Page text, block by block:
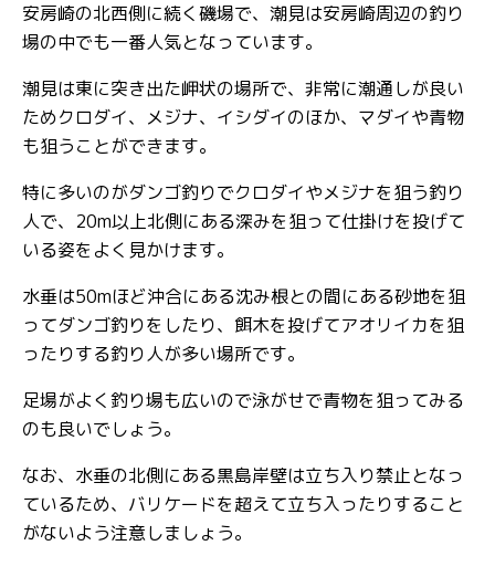
安房崎の北西側に続く磯場で、潮見は安房崎周辺の釣り
場の中でも一番人気となっています。
潮見は東に突き出た岬状の場所で、非常に潮通しが良い
ためクロダイ、メジナ、イシダイのほか、マダイや青物
も狙うことができます。
特に多いのがダンゴ釣りでクロダイやメジナを狙う釣り
人で、20m以上北側にある深みを狙って仕掛けを投げて
いる姿をよく見かけます。
水垂は50mほど沖合にある沈み根との間にある砂地を狙
ってダンゴ釣りをしたり、餌木を投げてアオリイカを狙
ったりする釣り人が多い場所です。
足場がよく釣り場も広いので泳がせで青物を狙ってみる
のも良いでしょう。
なお、水垂の北側にある黒島岸壁は立ち入り禁止となっ
ているため、バリケードを超えて立ち入ったりすること
がないよう注意しましょう。